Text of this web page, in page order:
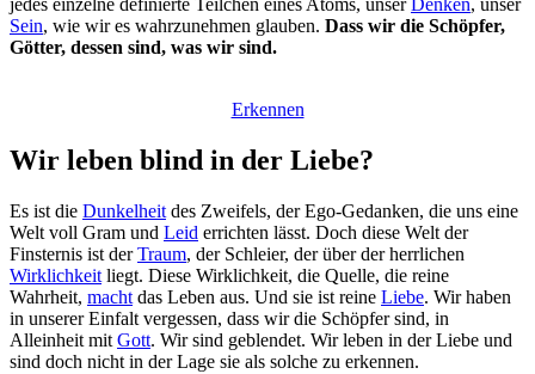
jedes einzelne definierte Teilchen eines Atoms, unserDenken, unser
Sein, wie wir es wahrzunehmen glauben. Dass wir die Schöpfer,
Götter, dessen sind, was wir sind.
Erkennen
Wir leben blind in der Liebe?
Es ist die Dunkelheit des Zweifels, der Ego-Gedanken, die uns eine
Welt voll Gram und Leid errichten lässt. Doch diese Welt der
Finsternis ist derTraum, der Schleier, der über der herrlichen
Wirklichkeit liegt. Diese Wirklichkeit, die Quelle, die reine
Wahrheit, macht das Leben aus. Und sie ist reine Liebe. Wir haben
in unserer Einfalt vergessen, dass wir die Schöpfer sind, in
Alleinheit mit Gott. Wir sind geblendet. Wir leben in der Liebe und
sind doch nicht in der Lage sie als solche zu erkennen.